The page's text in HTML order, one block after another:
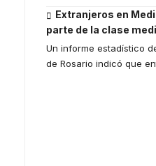
Extranjeros en
parte de la clase
Un informe estadístico
de Rosario indicó que